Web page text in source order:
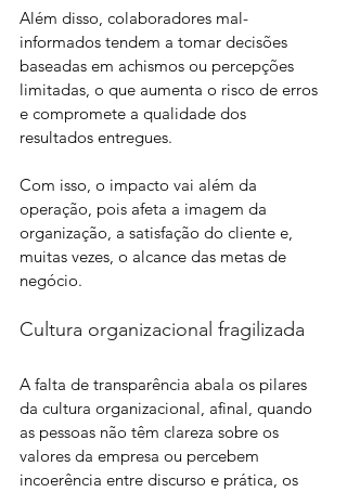
Além disso, colaboradores mal-
informados tendem a tomar decisões
baseadas em achismos ou percepções
limitadas, o que aumenta o risco de erros
e compromete a qualidade dos
resultados entregues.
Com isso, o impacto vai além da
operação, pois afeta a imagem da
organização, a satisfação do cliente e,
muitas vezes, o alcance das metas de
negócio.
Cultura organizacional fragilizada
A falta de transparência abala os pilares
da cultura organizacional, afinal, quando
as pessoas não têm clareza sobre os
valores da empresa ou percebem
incoerência entre discurso e prática, os